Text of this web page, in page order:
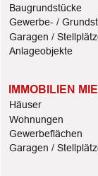
Baugrundstücke
Gewerbe- /
Garagen /
Anlageobjekte
IMMOBILIEN
Häuser
Wohnungen
Gewerbeflächen
Garagen /